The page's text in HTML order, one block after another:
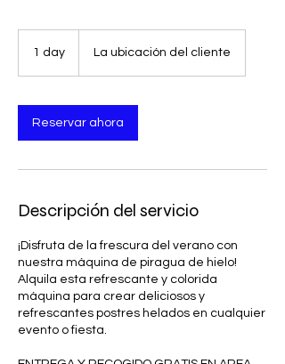
1 day La ubicación del cliente
Reservar ahora
Descripción del servicio
¡Disfruta de la frescura del verano con
nuestra máquina de piragua de hielo!
Alquila esta refrescante y colorida
máquina para crear deliciosos y
refrescantes postres helados en cualquier
evento o fiesta.